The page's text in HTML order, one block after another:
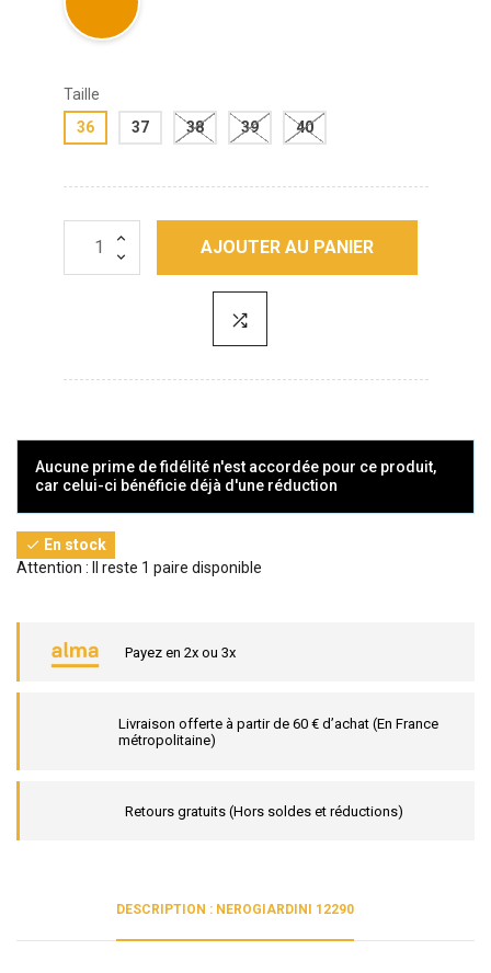
Taille
36
37 38 39 40
AJOUTER AU PANIER
Aucune prime de fidélité n'est accordée pour ce produit,
car celui-ci bénéficie déjà d'une réduction
 En stock
Attention : Il reste 1 paire disponible
Payez en 2x ou 3x
Livraison offerte à partir de 60 € d’achat (En France
métropolitaine)
Retours gratuits (Hors soldes et réductions)
DESCRIPTION : NEROGIARDINI 12290